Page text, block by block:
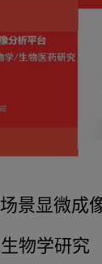
场景显微成
物学研究